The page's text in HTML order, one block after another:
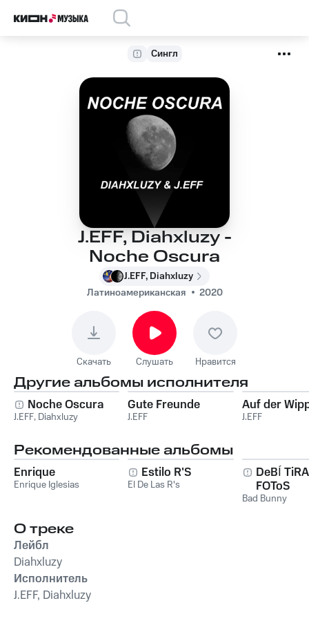
Сингл
J.EFF, Diahxluzy -
Noche Oscura
J.EFF, Diahxluzy
Латиноамериканская
2020
Скачать Слушать Нравится
Другие альбомы исполнителя
Noche Oscura
J.EFF, Diahxluzy
Gute Freunde
J.EFF
Auf der
J.EFF
Рекомендованные альбомы
Enrique
Enrique Iglesias
Estilo R'S
El De Las R's
DeBÍ
FOToS
Bad Bunny
О треке
Лейбл
Diahxluzy
Исполнитель
J.EFF, Diahxluzy